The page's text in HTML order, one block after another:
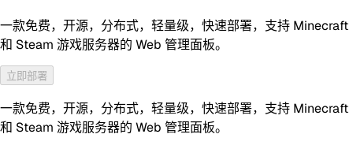
一款免费，开源，分布式，轻量级，快速部署，支持 Minecraft
和 Steam 游戏服务器的 Web 管理面板。
立即部署
一款免费，开源，分布式，轻量级，快速部署，支持 Minecraft
和 Steam 游戏服务器的 Web 管理面板。